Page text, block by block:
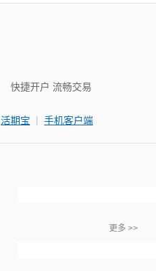
快捷开户 流畅交易
活期宝 | 手机客户端
更多 >>